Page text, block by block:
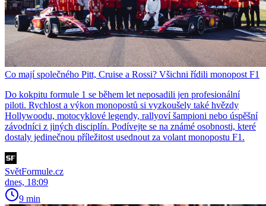
Co mají společného Pitt, Cruise a Rossi? Všichni řídili monopost F1
Do kokpitu formule 1 se během let neposadili jen profesionální
piloti. Rychlost a výkon monopostů si vyzkoušely také hvězdy
Hollywoodu, motocyklové legendy, rallyoví šampioni nebo úspěšní
závodníci z jiných disciplín. Podívejte se na známé osobnosti, které
dostaly jedinečnou příležitost usednout za volant monopostu F1.
SvětFormule.cz
dnes, 18:09
9 min